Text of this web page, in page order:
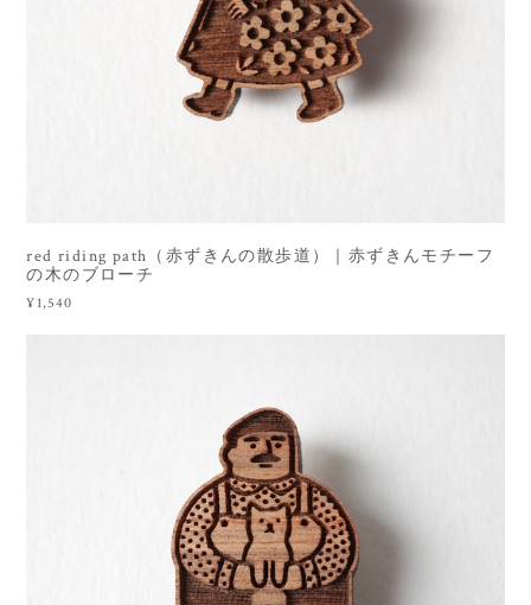
red riding path（赤ずきんの散歩道）｜赤ずきんモチーフ
の木のブローチ
¥1,540